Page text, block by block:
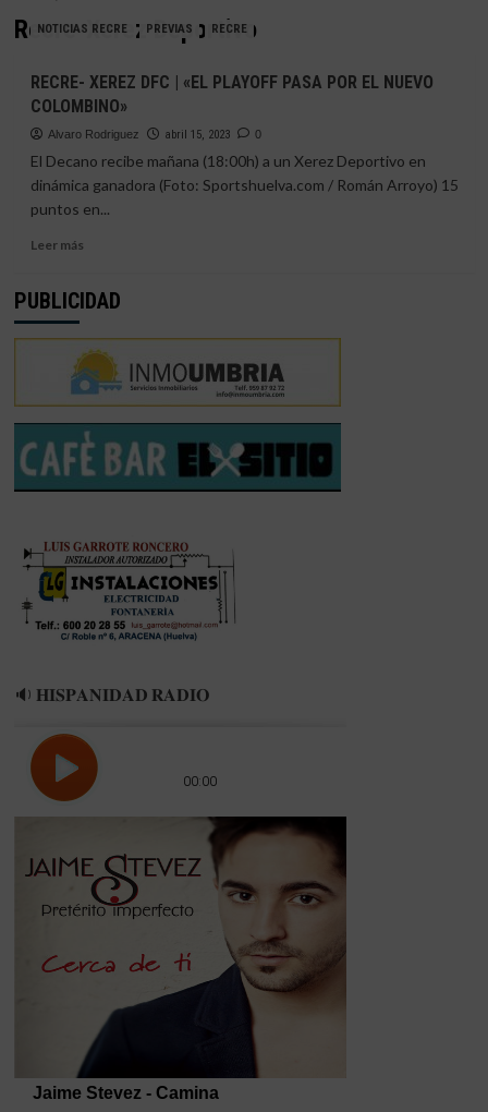
Recre-Xerez Deportivo
NOTICIAS RECRE PREVIAS RECRE
RECRE- XEREZ DFC | «EL PLAYOFF PASA POR EL NUEVO
COLOMBINO»
Alvaro Rodriguez abril 15, 2023 0
El Decano recibe mañana (18:00h) a un Xerez Deportivo en
dinámica ganadora (Foto: Sportshuelva.com / Román Arroyo) 15
puntos en...
Leer másLeer
RECRE-
DFC
|
«EL
PLAYOFF
PASA
POR
EL
NUEVO
PUBLICIDAD
🔉 𝐇𝐈𝐒𝐏𝐀𝐍𝐈𝐃𝐀𝐃 𝐑𝐀𝐃𝐈𝐎